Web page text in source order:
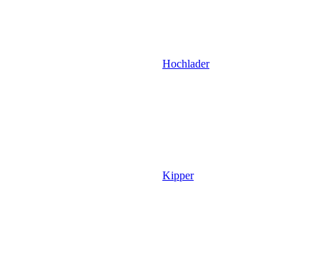
Hochlader
Kipper